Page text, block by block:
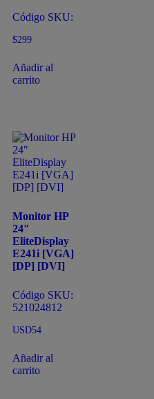
Código SKU:
$299
Añadir al
carrito
Monitor HP
24″
EliteDisplay
E241i [VGA]
[DP] [DVI]
Código SKU:
521024812
USD54
Añadir al
carrito